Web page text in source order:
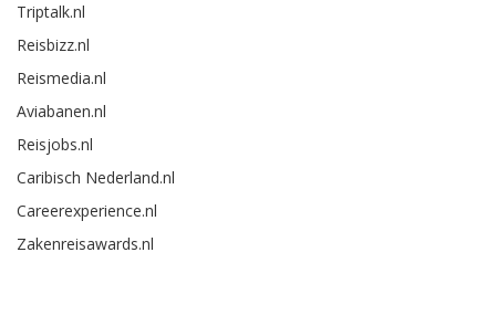
Triptalk.nl
Reisbizz.nl
Reismedia.nl
Aviabanen.nl
Reisjobs.nl
Caribisch Nederland.nl
Careerexperience.nl
Zakenreisawards.nl